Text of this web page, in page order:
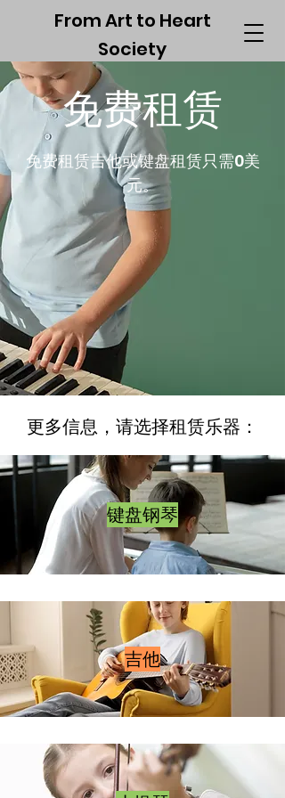
From Art to Heart
Society
免费租赁
免费租赁吉他或键盘租赁只需0美
元。
更多信息，请选择租赁乐器：
键盘钢琴
吉他